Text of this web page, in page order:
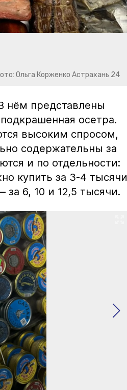
Ольга Корженко Астрахань 24
нём представлены
осетра.
высоким спросом,
содержательны за
и по отдельности:
купить за 3-4 тысячи
6, 10 и 12,5 тысячи.